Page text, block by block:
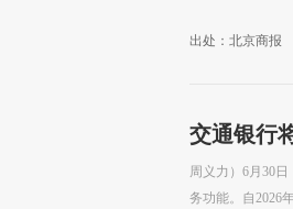
出处：北京商报
交通银行
周义力）6月30
务功能。自2026